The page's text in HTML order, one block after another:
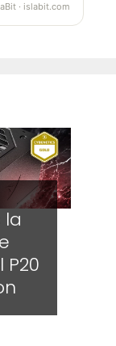
· islabit.com
la